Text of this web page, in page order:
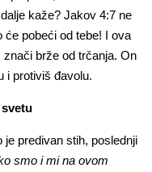
kaže? Jakov 4:7 ne
će pobeći od tebe! I ova
brže od trčanja. On
i protiviš đavolu.
predivan stih, poslednji
smo i mi na ovom